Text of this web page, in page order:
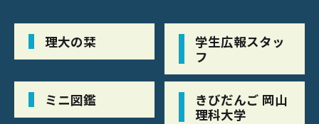
理大の栞
学生広報スタッ
フ
ミニ図鑑
きびだんご 岡山
理科大学